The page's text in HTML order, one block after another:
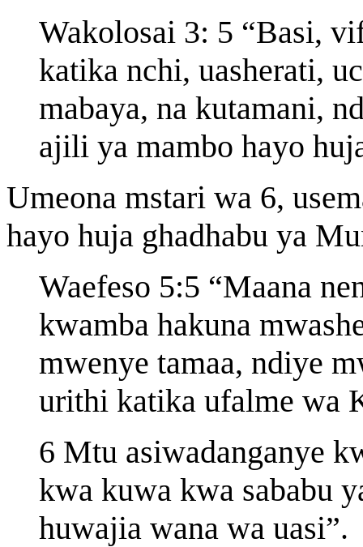
Wakolosai 3: 5 “Basi,
katika nchi, uasherati,
mabaya, na kutamani,
ajili ya mambo hayo
Umeona mstari wa 6,
hayo huja ghadhabu ya
Waefeso 5:5 “Maana
kwamba hakuna
mwenye tamaa, ndiye
urithi katika ufalme wa
6 Mtu asiwadanganye
kwa kuwa kwa sababu
huwajia wana wa uasi”.